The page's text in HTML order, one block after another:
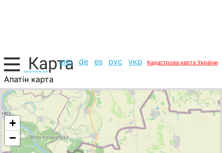
eng de es рус укр Кадастрова карта України
Апатін карта
Сербія, список міст
+
−